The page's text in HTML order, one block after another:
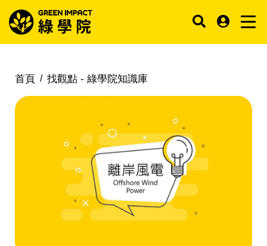
首頁 找觀點 - 綠學院知識庫